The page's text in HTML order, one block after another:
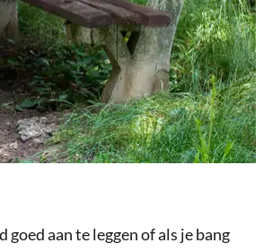
aan te leggen of als je bang